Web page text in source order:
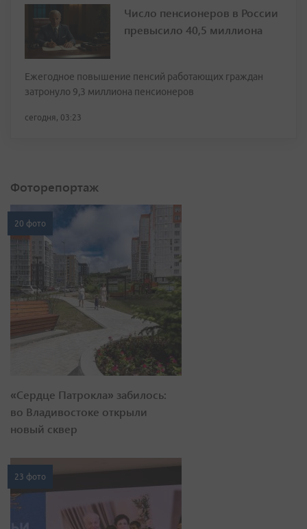
Число пенсионеров в России
превысило 40,5 миллиона
Ежегодное повышение пенсий работающих граждан
затронуло 9,3 миллиона пенсионеров
сегодня, 03:23
Фоторепортаж
20 фото
«Сердце Патрокла» забилось:
во Владивостоке открыли
новый сквер
23 фото